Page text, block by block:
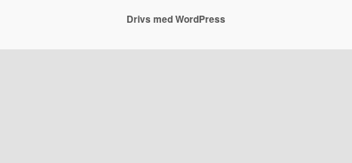
Drivs med WordPress